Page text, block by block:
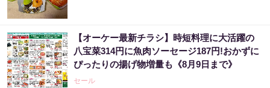
【オーケー最新チラシ】時短料理に大活躍の
八宝菜314円に魚肉ソーセージ187円!おかずに
ぴったりの揚げ物増量も《8月9日まで》
セール